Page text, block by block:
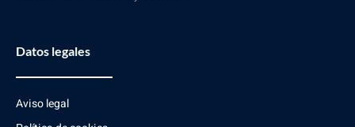
Datos legales
Aviso legal